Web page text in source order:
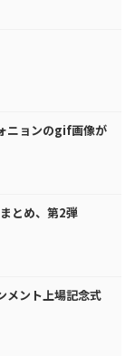
ニョンのgif画像が
とめ、第2弾
メント上場記念式